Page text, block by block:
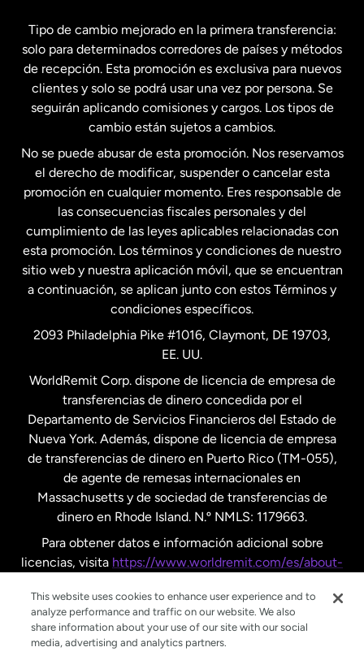
Estados Unidos English
Estados Unidos Español
Francia
Malasia
Nueva Zelanda
Países Bajos
Suecia
Tipo de cambio mejorado en la primera transferencia:
solo para determinados corredores de países y métodos
de recepción. Esta promoción es exclusiva para nuevos
clientes y solo se podrá usar una vez por persona. Se
seguirán aplicando comisiones y cargos. Los tipos de
cambio están sujetos a cambios.
No se puede abusar de esta promoción. Nos reservamos
el derecho de modificar, suspender o cancelar esta
promoción en cualquier momento. Eres responsable de
las consecuencias fiscales personales y del
cumplimiento de las leyes aplicables relacionadas con
esta promoción. Los términos y condiciones de nuestro
sitio web y nuestra aplicación móvil, que se encuentran
a continuación, se aplican junto con estos Términos y
condiciones específicos.
2093 Philadelphia Pike #1016, Claymont, DE 19703,
EE. UU.
WorldRemit Corp. dispone de licencia de empresa de
transferencias de dinero concedida por el
Departamento de Servicios Financieros del Estado de
Nueva York. Además, dispone de licencia de empresa
de transferencias de dinero en Puerto Rico (TM-055),
de agente de remesas internacionales en
Massachusetts y de sociedad de transferencias de
dinero en Rhode Island. N.º NMLS: 1179663.
Para obtener datos e información adicional sobre
licencias, visita https://www.worldremit.com/es/about-
This website uses cookies to enhance user experience and to
analyze performance and traffic on our website. We also
share information about your use of our site with our social
media, advertising and analytics partners.